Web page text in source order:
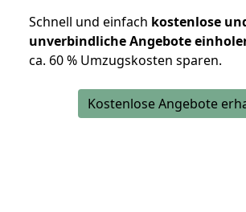
Schnell und einfach kostenlose
unverbindliche Angebote
ca. 60 % Umzugskosten sparen.
Kostenlose Angebote